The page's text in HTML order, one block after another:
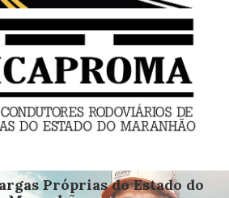
Próprias do Estado do